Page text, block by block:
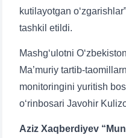
kutilayotgan
tashkil etildi.
Mashg‘ulotni
Ma’muriy tartib-
monitoringini yuritish
o‘rinbosari Javohir
Aziz Xaqberdiyev